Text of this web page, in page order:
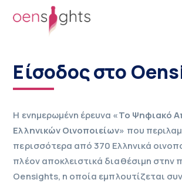
Είσοδος στο
Η ενημερωμένη έρευνα «Το Ψηφιακό
Ελληνικών Οινοποιείων» που
περισσότερα από 370 Ελληνικά
πλέον αποκλειστικά διαθέσιμη στην
Oensights, η οποία εμπλουτίζεται